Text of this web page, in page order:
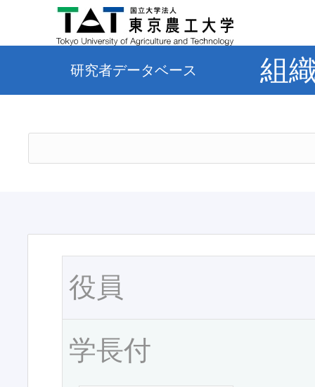
研究者データベース 組
役員
学長付